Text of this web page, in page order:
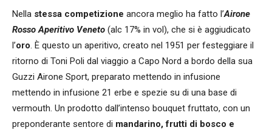
Nella stessa competizione ancora meglio ha fatto l’Airone
Rosso Aperitivo Veneto (alc 17% in vol), che si è aggiudicato
l’oro. È questo un aperitivo, creato nel 1951 per festeggiare il
ritorno di Toni Poli dal viaggio a Capo Nord a bordo della sua
Guzzi Airone Sport, preparato mettendo in infusione
mettendo in infusione 21 erbe e spezie su di una base di
vermouth. Un prodotto dall’intenso bouquet fruttato, con un
preponderante sentore di mandarino, frutti di bosco e